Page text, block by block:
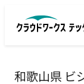
和歌山県 ビ